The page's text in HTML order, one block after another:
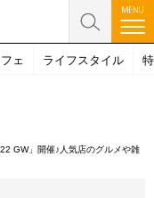
ェ ライフスタイル
GW」開催♪人気店のグルメや雑